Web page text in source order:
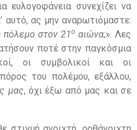
ευλογοφάνεια συνεχίζει να
αυτό, ας μην αναρωτιόμαστε:
πόλεμο στον 21ο αιώνα;». Λες
ποτέ στην παγκόσμια
οι συμβολικοί και οι
του πολέμου, εξάλλου,
μας, όχι έξω από μας και σε